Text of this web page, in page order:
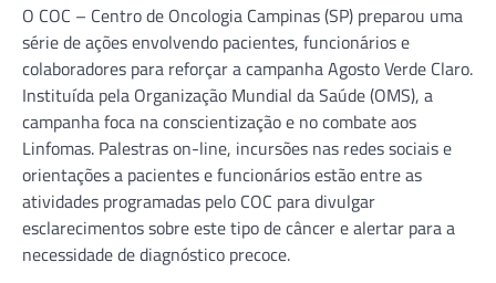
O COC – Centro de Oncologia Campinas (SP) preparou uma
série de ações envolvendo pacientes, funcionários e
colaboradores para reforçar a campanha Agosto Verde Claro.
Instituída pela Organização Mundial da Saúde (OMS), a
campanha foca na conscientização e no combate aos
Linfomas. Palestras on-line, incursões nas redes sociais e
orientações a pacientes e funcionários estão entre as
atividades programadas pelo COC para divulgar
esclarecimentos sobre este tipo de câncer e alertar para a
necessidade de diagnóstico precoce.